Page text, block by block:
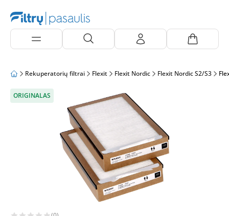
Rekuperatorių filtrai Flexit Flexit Nordic Flexit Nordic S2/S3
ORIGINALAS